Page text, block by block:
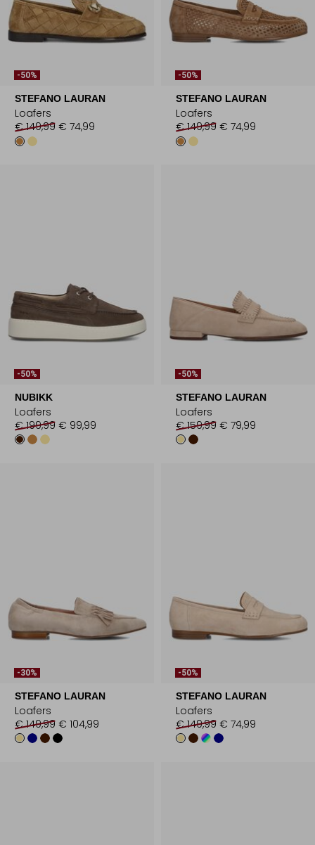
-50%
STEFANO LAURAN
Loafers
€ 149,99 € 74,99
-50%
STEFANO LAURAN
Loafers
€ 149,99 € 74,99
-50%
NUBIKK
Loafers
€ 199,99 € 99,99
-50%
STEFANO LAURAN
Loafers
€ 159,99 € 79,99
-30%
STEFANO LAURAN
Loafers
€ 149,99 € 104,99
-50%
STEFANO LAURAN
Loafers
€ 149,99 € 74,99